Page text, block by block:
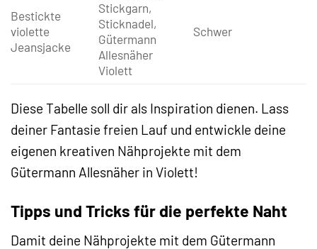
Bestickte
violette
Jeansjacke
Stickgarn,
Sticknadel,
Gütermann
Allesnäher
Violett
Schwer
Diese Tabelle soll dir als Inspiration dienen. Lass
deiner Fantasie freien Lauf und entwickle deine
eigenen kreativen Nähprojekte mit dem
Gütermann Allesnäher in Violett!
Tipps und Tricks für die perfekte Naht
Damit deine Nähprojekte mit dem Gütermann